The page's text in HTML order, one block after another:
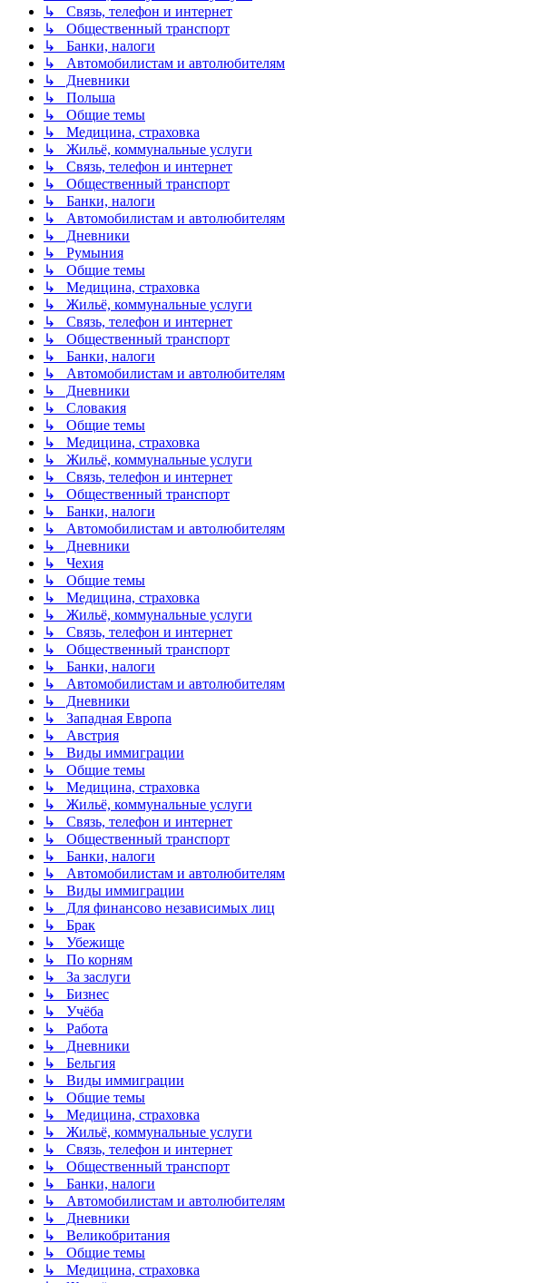
↳ Связь, телефон и интернет
↳ Общественный транспорт
↳ Банки, налоги
↳ Автомобилистам и автолюбителям
↳ Дневники
↳ Польша
↳ Общие темы
↳ Медицина, страховка
↳ Жильё, коммунальные услуги
↳ Связь, телефон и интернет
↳ Общественный транспорт
↳ Банки, налоги
↳ Автомобилистам и автолюбителям
↳ Дневники
↳ Румыния
↳ Общие темы
↳ Медицина, страховка
↳ Жильё, коммунальные услуги
↳ Связь, телефон и интернет
↳ Общественный транспорт
↳ Банки, налоги
↳ Автомобилистам и автолюбителям
↳ Дневники
↳ Словакия
↳ Общие темы
↳ Медицина, страховка
↳ Жильё, коммунальные услуги
↳ Связь, телефон и интернет
↳ Общественный транспорт
↳ Банки, налоги
↳ Автомобилистам и автолюбителям
↳ Дневники
↳ Чехия
↳ Общие темы
↳ Медицина, страховка
↳ Жильё, коммунальные услуги
↳ Связь, телефон и интернет
↳ Общественный транспорт
↳ Банки, налоги
↳ Автомобилистам и автолюбителям
↳ Дневники
↳ Западная Европа
↳ Австрия
↳ Виды иммиграции
↳ Общие темы
↳ Медицина, страховка
↳ Жильё, коммунальные услуги
↳ Связь, телефон и интернет
↳ Общественный транспорт
↳ Банки, налоги
↳ Автомобилистам и автолюбителям
↳ Виды иммиграции
↳ Для финансово независимых лиц
↳ Брак
↳ Убежище
↳ По корням
↳ За заслуги
↳ Бизнес
↳ Учёба
↳ Работа
↳ Дневники
↳ Бельгия
↳ Виды иммиграции
↳ Общие темы
↳ Медицина, страховка
↳ Жильё, коммунальные услуги
↳ Связь, телефон и интернет
↳ Общественный транспорт
↳ Банки, налоги
↳ Автомобилистам и автолюбителям
↳ Дневники
↳ Великобритания
↳ Общие темы
↳ Медицина, страховка